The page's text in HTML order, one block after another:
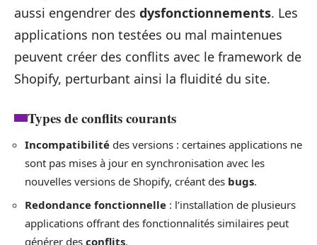
aussi engendrer des dysfonctionnements. Les
applications non testées ou mal maintenues
peuvent créer des conflits avec le framework de
Shopify, perturbant ainsi la fluidité du site.
Types de conflits courants
Incompatibilité des versions : certaines applications ne
sont pas mises à jour en synchronisation avec les
nouvelles versions de Shopify, créant des bugs.
Redondance fonctionnelle : l’installation de plusieurs
applications offrant des fonctionnalités similaires peut
générer des conflits.